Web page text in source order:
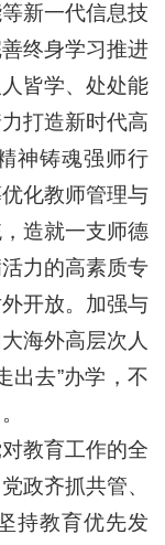
新一代信息技
终身学习推进
皆学、处处能
打造新时代高
神铸魂强师行
化教师管理与
造就一支师德
力的高素质专
开放。加强与
海外高层次人
出去”办学，不
教育工作的全
政齐抓共管、
持教育优先发